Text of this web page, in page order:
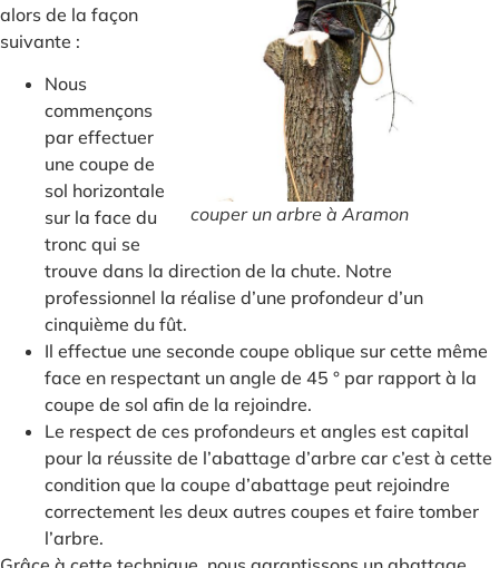
couper un arbre à Aramon
alors de la façon
suivante :
Nous
commençons
par effectuer
une coupe de
sol horizontale
sur la face du
tronc qui se
trouve dans la direction de la chute. Notre
professionnel la réalise d’une profondeur d’un
cinquième du fût.
Il effectue une seconde coupe oblique sur cette même
face en respectant un angle de 45 ° par rapport à la
coupe de sol afin de la rejoindre.
Le respect de ces profondeurs et angles est capital
pour la réussite de l’abattage d’arbre car c’est à cette
condition que la coupe d’abattage peut rejoindre
correctement les deux autres coupes et faire tomber
l’arbre.